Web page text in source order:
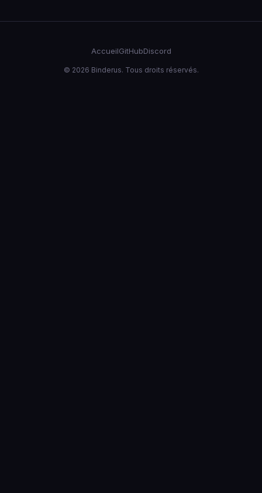
AccueilGitHubDiscord
© 2026 Binderus. Tous droits réservés.